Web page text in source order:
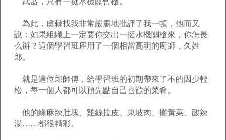
為此，虞棘找我非常嚴肅地批評了我一頓，他而又
說：如果組織上一定要你交出一挺水機關槍來，你怎長
么辦？這個學習班雇用了一個相當高明的廚師，久姓
郎。
就是這位郎師傅，給學習班的初期帶來了不的因少輕
松，每一個人都可以預先點自己喜歡的菜肴。
他的緣麻辣肚塊、雞絲拉皮、東坡肉、攤黃菜、酸辣
湯……都很精彩。